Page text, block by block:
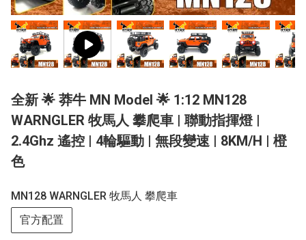
全新 🌟 莽牛 MN Model 🌟 1:12 MN128
WARNGLER 牧馬人 攀爬車 | 聯動指揮燈 |
2.4Ghz 遙控 | 4輪驅動 | 無段變速 | 8KM/H | 橙
色
MN128 WARNGLER 牧馬人 攀爬車
官方配置